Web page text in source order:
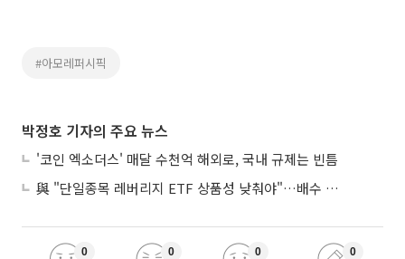
#아모레퍼시픽
박정호 기자의 주요 뉴스
'코인 엑소더스' 매달 수천억 해외로, 국내 규제는 빈틈
與 "단일종목 레버리지 ETF 상품성 낮춰야"…배수 조정안도 거론
0 0 0 0